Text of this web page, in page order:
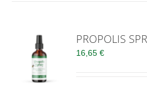
PROPOLIS
16,65€